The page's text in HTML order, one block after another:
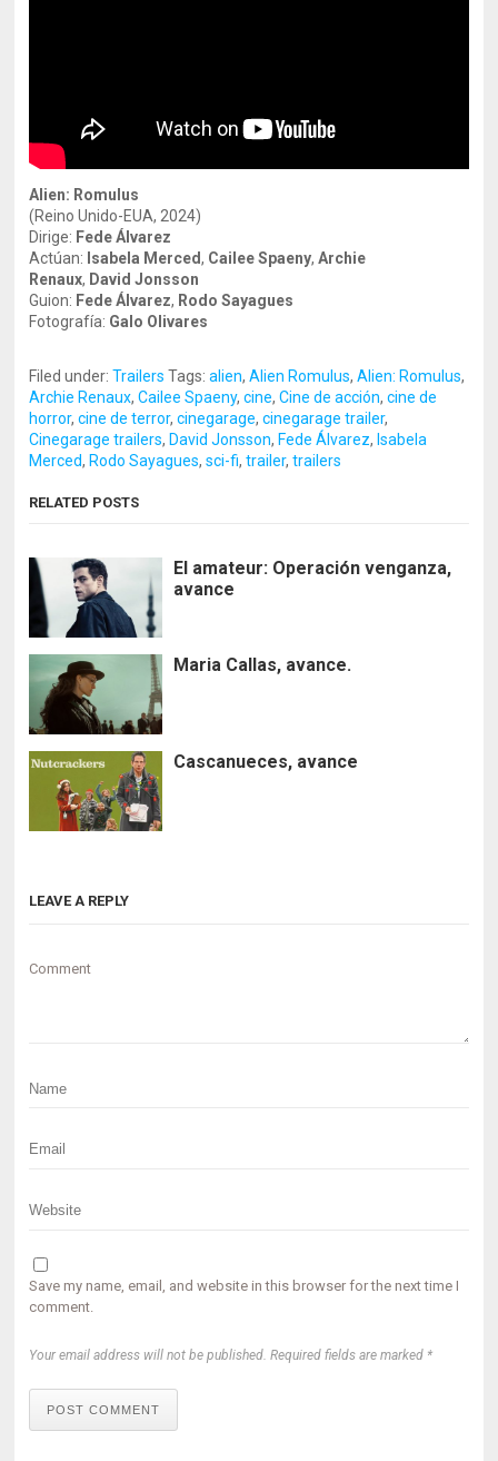
Alien: Romulus
(Reino Unido-EUA, 2024)
Dirige: Fede Álvarez
Actúan: Isabela Merced, Cailee Spaeny,Archie
Renaux, David Jonsson
Guion: Fede Álvarez, Rodo Sayagues
Fotografía: Galo Olivares
Filed under:Trailers Tags:alien,Alien Romulus,Alien: Romulus,
Archie Renaux,Cailee Spaeny,cine,Cine de acción,cine de
horror,cine de terror,cinegarage,cinegarage trailer,
Cinegarage trailers, David Jonsson, Fede Álvarez, Isabela
Merced, Rodo Sayagues,sci-fi,trailer,trailers
RELATED POSTS
El amateur: Operación venganza,
avance
Maria Callas, avance.
Cascanueces, avance
LEAVE A REPLY
Comment
Save my name, email, and website in this browser for the next time I
comment.
Your email address will not be published. Required fields are marked *
POST COMMENT